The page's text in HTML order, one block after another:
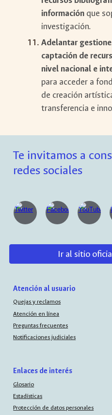
informaciónque
investigación.
Adelantar
captación de
nivel nacional e
para acceder a
de creación
transferencia e
Te invitamos a
redes sociales
Ir al sitio
Atención al usuario
Quejas y reclamos
Atención en línea
Preguntas frecuentes
Notificaciones judiciales
Enlaces de interés
Glosario
Estadísticas
Protección de datos personales